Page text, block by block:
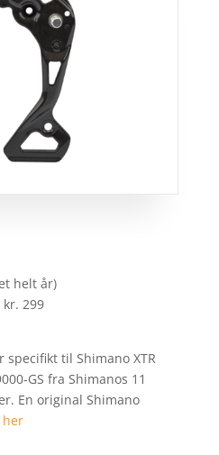
helt år)
299
specifikt til Shimano XTR
GS fra Shimanos 11
En original Shimano